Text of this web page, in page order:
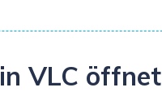
VLC öffnet